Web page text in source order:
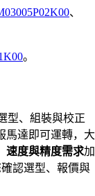
、
。
型、組裝與校正
達即可運轉，大
速度與精度需求加
認選型、報價與